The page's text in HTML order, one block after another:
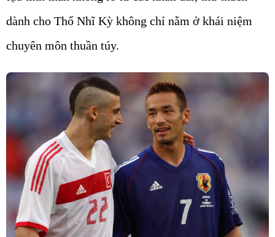
dành cho Thổ Nhĩ Kỳ không chỉ nằm ở khái niệm
chuyên môn thuần túy.